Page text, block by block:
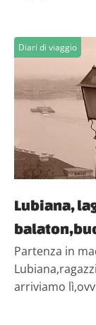
Diari di viaggio
Lubiana,
Partenza in
arriviamo